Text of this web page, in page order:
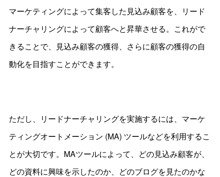
マーケティングによって集客した見込み顧客を、リード
ナーチャリングによって顧客へと昇華させる。これがで
きることで、見込み顧客の獲得、さらに顧客の獲得の自
動化を目指すことができます。
ただし、リードナーチャリングを実施するには、マーケ
ティングオートメーション (MA) ツールなどを利用するこ
とが大切です。MAツールによって、どの見込み顧客が、
どの資料に興味を示したのか、どのブログを見たのかな